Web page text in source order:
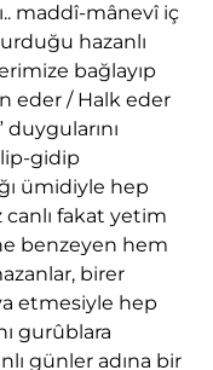
maddî-mânevî iç
hazanlı
bağlayıp
eder / Halk eder
duygularını
gidip
ümidiyle hep
fakat yetim
benzeyen hem
birer
etmesiyle hep
gurûblara
günler adına bir